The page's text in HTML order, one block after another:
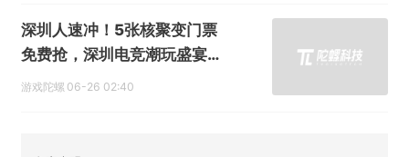
深圳人速冲！5张核聚变门票
免费抢，深圳电竞潮玩盛宴连
嗨两周！
游戏陀螺 06-26 02:40